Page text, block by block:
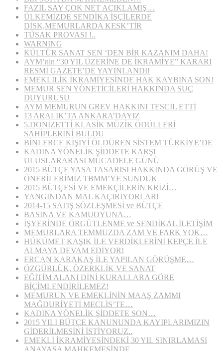
FAZIL SAY ÇOK NET AÇIKLAMIŞ…
ÜLKEMİZDE SENDİKA İŞÇİLERDE
DİSK,MEMURLARDA KESK’TİR
TÜSAK PROVASI !..
WARNING
KÜLTÜR SANAT SEN ‘DEN BİR KAZANIM DAHA!
AYM’nin “30 YIL ÜZERİNE DE İKRAMİYE” KARARI
RESMİ GAZETE’DE YAYINLANDI!
EMEKLİLİK İKRAMİYESİNDE HAK KAYBINA SON!
MEMUR SEN YÖNETİCİLERİ HAKKINDA SUÇ
DUYURUSU
AYM MEMURUN GREV HAKKINI TESCİL ETTİ
13 ARALIK’TA ANKARA’DAYIZ
5.DONİZETTİ KLASİK MÜZİK ÖDÜLLERİ
SAHİPLERİNİ BULDU
BİNLERCE KİŞİYİ ÖLDÜREN SİSTEM TÜRKİYE’DE
KADINA YÖNELİK ŞİDDETE KARŞI
ULUSLARARASI MÜCADELE GÜNÜ
2015 BÜTÇE YASA TASARISI HAKKINDA GÖRÜŞ VE
ÖNERİLERİMİZ TBMM’YE SUNDUK
2015 BÜTÇESİ VE EMEKÇİLERİN KRİZİ…
YANGINDAN MAL KAÇIRIYORLAR!
2014-15 SATIŞ SÖZLEŞMESİ ve BÜTÇE
BASINA VE KAMUOYUNA…
İŞYERİNDE ÖRGÜTLENME ve SENDİKAL İLETİŞİM
MEMURLARA TEMMUZDA ZAM VE FARK YOK…
HÜKÜMET KAŞIK İLE VERDİKLERİNİ KEPÇE İLE
ALMAYA DEVAM EDİYOR!
ERCAN KARAKAŞ İLE YAPILAN GÖRÜŞME…
ÖZGÜRLÜK, ÖZERKLİK VE SANAT
EĞİTİM ALANI DİNİ KURALLARA GÖRE
BİÇİMLENDİRİLEMEZ!
MEMURUN VE EMEKLİNİN MAAŞ ZAMMI
MAĞDURİYETİ MECLİS’TE…
KADINA YÖNELİK ŞİDDETE SON…
2015 YILI BÜTÇE KANUNUNDA KAYIPLARIMIZIN
GİDERİLMESİNİ İSTİYORUZ..
EMEKLİ İKRAMİYESİNDEKİ 30 YIL SINIRLAMASI
ANAYASA MAHKEMESİNDE…